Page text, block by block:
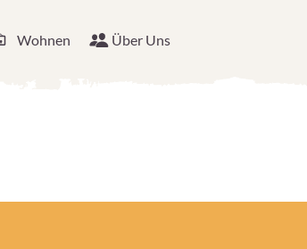
Wohnen Über Uns